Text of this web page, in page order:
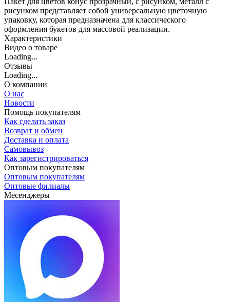
рисунком представляет собой универсальную цветочную
упаковку, которая предназначена для классического
оформления букетов для массовой реализации.
Характеристики
Видео о товаре
Loading...
Отзывы
Loading...
О компании
О нас
Новости
Помощь покупателям
Как сделать заказ
Возврат и обмен
Доставка и оплата
Самовывоз
Как зарегистрироваться
Оптовым покупателям
Оптовым покупателям
Оптовые филиалы
Месенджеры